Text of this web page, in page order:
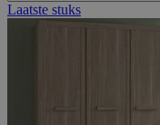
Laatste stuks